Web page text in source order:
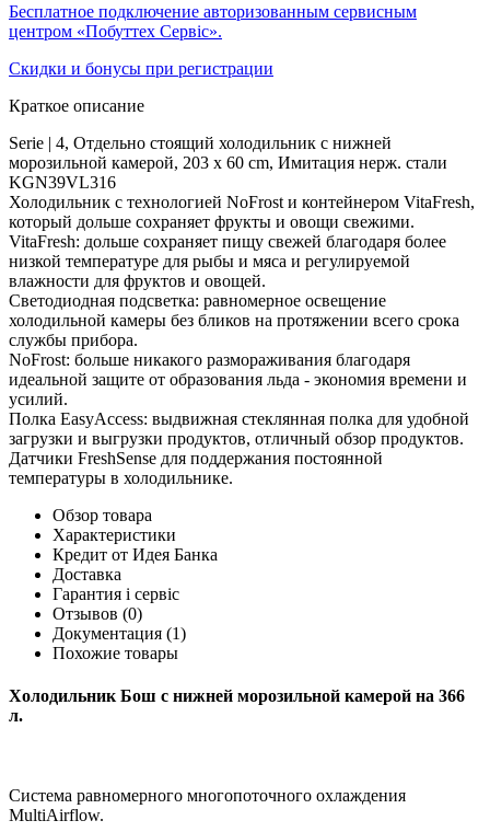
Бесплатное подключение авторизованным сервисным
центром «Побуттех Сервіс».
Скидки и бонусы при регистрации
Краткое описание
Serie | 4, Отдельно стоящий холодильник с нижней
морозильной камерой, 203 x 60 cm, Имитация нерж. стали
KGN39VL316
Холодильник с технологией NoFrost и контейнером VitaFresh,
который дольше сохраняет фрукты и овощи свежими.
VitaFresh: дольше сохраняет пищу свежей благодаря более
низкой температуре для рыбы и мяса и регулируемой
влажности для фруктов и овощей.
Светодиодная подсветка: равномерное освещение
холодильной камеры без бликов на протяжении всего срока
службы прибора.
NoFrost: больше никакого размораживания благодаря
идеальной защите от образования льда - экономия времени и
усилий.
Полка EasyAccess: выдвижная стеклянная полка для удобной
загрузки и выгрузки продуктов, отличный обзор продуктов.
Датчики FreshSense для поддержания постоянной
температуры в холодильнике.
Обзор товара
Характеристики
Кредит от Идея Банка
Доставка
Гарантия і сервіс
Отзывов (0)
Документация (1)
Похожие товары
Холодильник Бош с нижней морозильной камерой на 366
л.
Система равномерного многопоточного охлаждения
MultiAirflow.